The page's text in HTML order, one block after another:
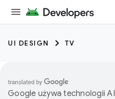
UI DESIGN TV
Google używa technologii